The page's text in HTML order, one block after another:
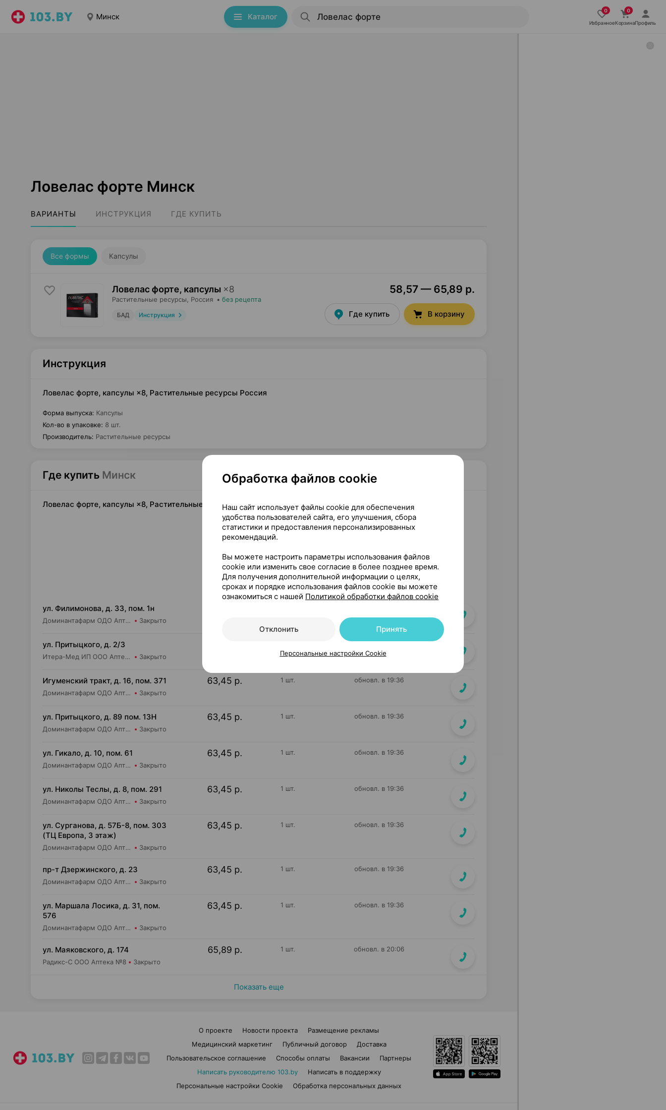
Минск Каталог
ИзбранноеКорзинаПрофиль
Ловелас форте Минск
ВАРИАНТЫ ИНСТРУКЦИЯ ГДЕ КУПИТЬ
Все формы Капсулы
Ловелас форте, капсулы ×8
Растительные ресурсы , Россия • без рецепта
БАД Инструкция
58,57 — 65,89 р.
Где купить В корзину
Инструкция
Ловелас форте, капсулы ×8, Растительные ресурсы Россия
Форма выпуска: Капсулы
Кол-во в упаковке: 8 шт.
Производитель: Растительные ресурсы
Где купить Минск
Ловелас форте, капсулы ×8, Растительные ресурсы Россия
На карте
ул. Филимонова, д. 33, пом. 1н
Доминантафарм ОДО Аптека №11 Закрыто
ул. Притыцкого, д. 2/3
Итера-Мед ИП ООО Аптека №10 Закрыто
обновл. в 19:35
Игуменский тракт, д. 16, пом. 371
Доминантафарм ОДО Аптека №2 Закрыто
63,45 р. 1 шт. обновл. в 19:36
ул. Притыцкого, д. 89 пом. 13Н
Доминантафарм ОДО Аптека №1 Закрыто
63,45 р. 1 шт. обновл. в 19:36
ул. Гикало, д. 10, пом. 61
Доминантафарм ОДО Аптека №8 Закрыто
63,45 р. 1 шт. обновл. в 19:36
ул. Николы Теслы, д. 8, пом. 291
Доминантафарм ОДО Аптека №25 Закрыто
63,45 р. 1 шт. обновл. в 19:36
ул. Сурганова, д. 57Б-8, пом. 303
(ТЦ Европа, 3 этаж)
Доминантафарм ОДО Аптека №37 Закрыто
63,45 р. 1 шт. обновл. в 19:36
пр-т Дзержинского, д. 23
Доминантафарм ОДО Аптека №32 Закрыто
63,45 р. 1 шт. обновл. в 19:36
ул. Маршала Лосика, д. 31, пом.
576
Доминантафарм ОДО Аптека №22 Закрыто
63,45 р. 1 шт. обновл. в 19:36
ул. Маяковского, д. 174
Радикс-С ООО Аптека №8 Закрыто
65,89 р. 1 шт. обновл. в 20:06
Показать еще
О проекте Новости проекта
Размещение рекламы
Медицинский маркетинг
Публичный договор
Доставка
Пользовательское соглашение
Способы оплаты Вакансии
Партнеры
Написать руководителю 103.by
Написать в поддержку
Персональные настройки Cookie
Обработка персональных данных
Обработка файлов cookie
Наш сайт использует файлы cookie для обеспечения
удобства пользователей сайта, его улучшения, сбора
статистики и предоставления персонализированных
рекомендаций.
Вы можете настроить параметры использования файлов
cookie или изменить свое согласие в более позднее время.
Для получения дополнительной информации о целях,
сроках и порядке использования файлов cookie вы можете
ознакомиться с нашей Политикой обработки файлов cookie
Отклонить Принять
Персональные настройки Cookie